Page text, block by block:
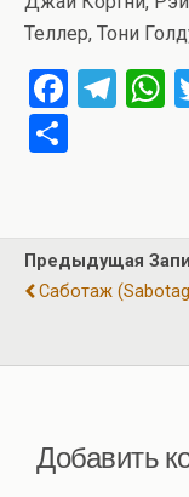
Теллер, Тони
F
o
o
T
a
m
A
p
р
а
и
Предыдущая
Саботаж
Добавить